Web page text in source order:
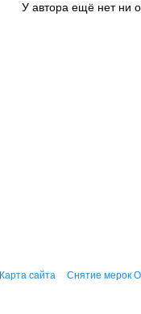
У автора ещё нет ни
Карта сайта Снятие мерок